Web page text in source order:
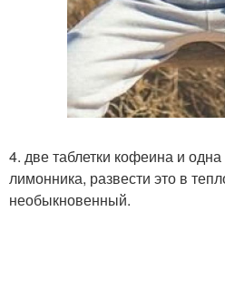
4. две таблетки кофеина и
лимонника, развести это в
необыкновенный.